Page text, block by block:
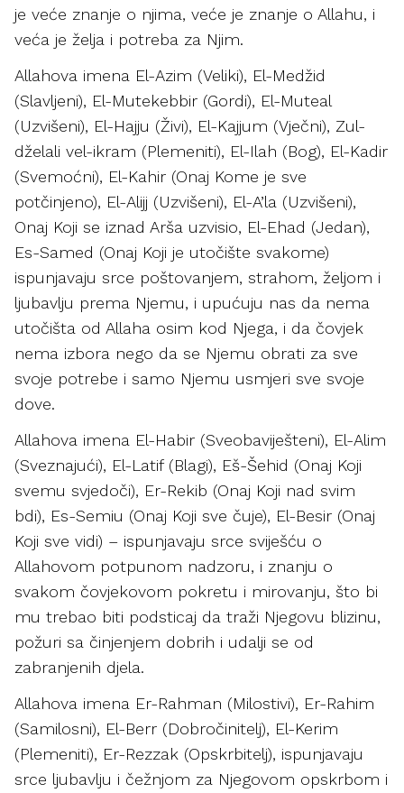
je veće znanje o njima, veće je znanje o Allahu, i
veća je želja i potreba za Njim.
Allahova imena El-Azim (Veliki), El-Medžid
(Slavljeni), El-Mutekebbir (Gordi), El-Muteal
(Uzvišeni), El-Hajju (Živi), El-Kajjum (Vječni), Zul-
dželali vel-ikram (Plemeniti), El-Ilah (Bog), El-Kadir
(Svemoćni), El-Kahir (Onaj Kome je sve
potčinjeno), El-Alijj (Uzvišeni), El-A’la (Uzvišeni),
Onaj Koji se iznad Arša uzvisio, El-Ehad (Jedan),
Es-Samed (Onaj Koji je utočište svakome)
ispunjavaju srce poštovanjem, strahom, željom i
ljubavlju prema Njemu, i upućuju nas da nema
utočišta od Allaha osim kod Njega, i da čovjek
nema izbora nego da se Njemu obrati za sve
svoje potrebe i samo Njemu usmjeri sve svoje
dove.
Allahova imena El-Habir (Sveobaviješteni), El-Alim
(Sveznajući), El-Latif (Blagi), Eš-Šehid (Onaj Koji
svemu svjedoči), Er-Rekib (Onaj Koji nad svim
bdi), Es-Semiu (Onaj Koji sve čuje), El-Besir (Onaj
Koji sve vidi) – ispunjavaju srce sviješću o
Allahovom potpunom nadzoru, i znanju o
svakom čovjekovom pokretu i mirovanju, što bi
mu trebao biti podsticaj da traži Njegovu blizinu,
požuri sa činjenjem dobrih i udalji se od
zabranjenih djela.
Allahova imena Er-Rahman (Milostivi), Er-Rahim
(Samilosni), El-Berr (Dobročinitelj), El-Kerim
(Plemeniti), Er-Rezzak (Opskrbitelj), ispunjavaju
srce ljubavlju i čežnjom za Njegovom opskrbom i